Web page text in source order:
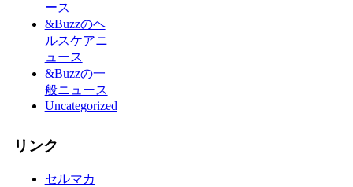
ース
&Buzzのヘ
ルスケアニ
ュース
&Buzzの一
般ニュース
Uncategorized
リンク
セルマカ